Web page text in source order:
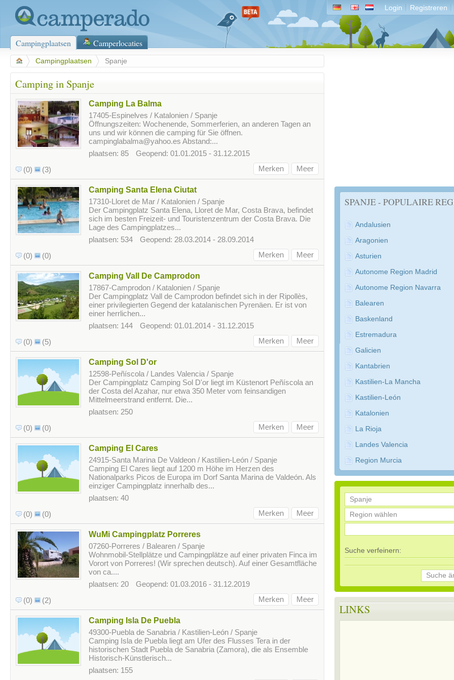
Login Registreren
Campingplaatsen Camperlocaties
Campingplaatsen Spanje
Camping in Spanje
Camping La Balma
17405-Espinelves / Katalonien / Spanje
Öffnungszeiten: Wochenende, Sommerferien, an anderen Tagen an
uns und wir können die camping für Sie öffnen.
campinglabalma@yahoo.es Abstand:...
plaatsen: 85
Geopend: 01.01.2015 - 31.12.2015
Meer
Merken
(0) (3)
Camping Santa Elena Ciutat
17310-Lloret de Mar / Katalonien / Spanje
Der Campingplatz Santa Elena, Lloret de Mar, Costa Brava, befindet
sich im besten Freizeit- und Touristenzentrum der Costa Brava. Die
Lage des Campingplatzes...
plaatsen: 534
Geopend: 28.03.2014 - 28.09.2014
Meer
Merken
(0) (0)
Camping Vall De Camprodon
17867-Camprodon / Katalonien / Spanje
Der Campingplatz Vall de Camprodon befindet sich in der Ripollès,
einer privilegierten Gegend der katalanischen Pyrenäen. Er ist von
einer herrlichen...
plaatsen: 144
Geopend: 01.01.2014 - 31.12.2015
Meer
Merken
(0) (5)
Camping Sol D'or
12598-Peñíscola / Landes Valencia / Spanje
Der Campingplatz Camping Sol D'or liegt im Küstenort Peñíscola an
der Costa del Azahar, nur etwa 350 Meter vom feinsandigen
Mittelmeerstrand entfernt. Die...
plaatsen: 250
Meer
Merken
(0) (0)
Camping El Cares
24915-Santa Marina De Valdeon / Kastilien-León / Spanje
Camping El Cares liegt auf 1200 m Höhe im Herzen des
Nationalparks Picos de Europa im Dorf Santa Marina de Valdeón. Als
einziger Campingplatz innerhalb des...
plaatsen: 40
Meer
Merken
(0) (0)
WuMi Campingplatz Porreres
07260-Porreres / Balearen / Spanje
Wohnmobil-Stellplätze und Campingplätze auf einer privaten Finca im
Vorort von Porreres! (Wir sprechen deutsch). Auf einer Gesamtfläche
von ca....
plaatsen: 20
Geopend: 01.03.2016 - 31.12.2019
Meer
Merken
(0) (2)
Camping Isla De Puebla
49300-Puebla de Sanabria / Kastilien-León / Spanje
Camping Isla de Puebla liegt am Ufer des Flusses Tera in der
historischen Stadt Puebla de Sanabria (Zamora), die als Ensemble
Historisch-Künstlerisch...
plaatsen: 155
SPANJE - POPULAIRE
Andalusien
Aragonien
Asturien
Autonome Region Madrid
Autonome Region Navarra
Balearen
Baskenland
Estremadura
Galicien
Kantabrien
Kastilien-La Mancha
Kastilien-León
Katalonien
La Rioja
Landes Valencia
Region Murcia
Suche verfeinern:
Suche
LINKS